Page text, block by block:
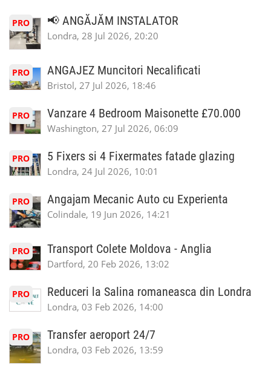
PRO 📢 ANGĂJĂM INSTALATOR
Londra, 28 Jul 2026, 20:20
PRO ANGAJEZ Muncitori Necalificati
Bristol, 27 Jul 2026, 18:46
PRO Vanzare 4 Bedroom Maisonette £70.000
Washington, 27 Jul 2026, 06:09
PRO 5 Fixers si 4 Fixermates fatade glazing
Londra, 24 Jul 2026, 10:01
PRO Angajam Mecanic Auto cu Experienta
Colindale, 19 Jun 2026, 14:21
PRO Transport Colete Moldova - Anglia
Dartford, 20 Feb 2026, 13:02
PRO Reduceri la Salina romaneasca din Londra
Londra, 03 Feb 2026, 14:00
PRO Transfer aeroport 24/7
Londra, 03 Feb 2026, 13:59